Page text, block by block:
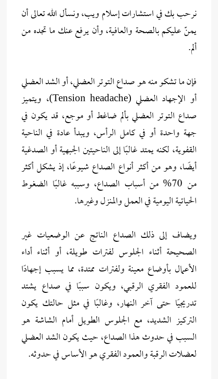
نرحب بك في استشارات إسلام ويب، ونسأل الله تعالى أن
يمنّ عليكم بالصحة والعافية، وأن يرفع عنك ما تجده من
ألم.
فإن ما تشكو منه هو صداع التوتر العضلي، أو الشد العضلي
أو الإجهاد العضلي (Tension headache)، ويتميز
صداع التوتر العضلي بألم ضاغط أو موجع، قد يكون في
جهة واحدة أو في كامل الرأس، ويبدأ عادة في الناحية
القفوية، لكنه يمتد غالبًا إلى الناحيتين الجبهية أو الصدغية
أيضًا، وهو من أكثر أنواع الصداع شيوعًا، إذ يشكل أكثر
من 70% من أسباب الصداع، وسببه غالبًا الضغوط
الحياتية اليومية في العمل والمنزل وغيرها.
ويضاف إلى ذلك الصداع الناتج عن الوضعيات غير
الصحيحة أثناء الجلوس لفترات طويلة، أو أثناء أداء
الأعمال بأوضاع معينة ولفترات ممتدة، مما يسبب إجهادًا
للعمود الفقري الرقبي، ويكون سببًا في صداع يشتد
تدريجيًا حتى آخر النهار، وغالبًا في مثل حالتك يكون
التركيز الشديد، مع الجلوس الطويل أمام الشاشة هو
السبب في حدوث هذا الصداع، حيث يكون الشد العضلي
لعضلات الرقبة والعمود الفقري هو الأساس في حدوثه.